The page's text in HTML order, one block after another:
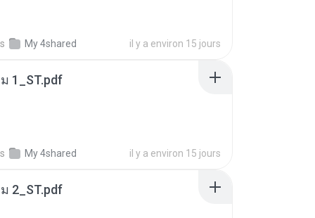
My 4shared il y a environ 15 jours
1_ST.pdf
My 4shared il y a environ 15 jours
2_ST.pdf